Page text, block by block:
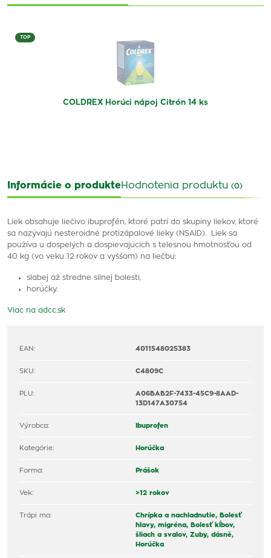
TOP
COLDREX Horúci nápoj Citrón 14 ks
Informácie o produkteHodnotenia produktu (0)
Liek obsahuje liečivo ibuprofén, ktoré patrí do skupiny liekov, ktoré
sa nazývajú nesteroidné protizápalové lieky (NSAID). Liek sa
používa u dospelých a dospievajúcich s telesnou hmotnosťou od
40 kg (vo veku 12 rokov a vyššom) na liečbu:
slabej až stredne silnej bolesti,
horúčky.
Viac na adcc.sk
EAN: 4011548025383
SKU: C4809C
PLU:
A06BAB2F-7433-45C9-8AAD-
13D147A30754
Výrobca: Ibuprofen
Kategórie: Horúčka
Forma: Prášok
Vek: >12 rokov
Trápi ma: Chrípka a nachladnutie, Bolesť
hlavy, migréna, Bolesť kĺbov,
šliach a svalov, Zuby, dásně,
Horúčka